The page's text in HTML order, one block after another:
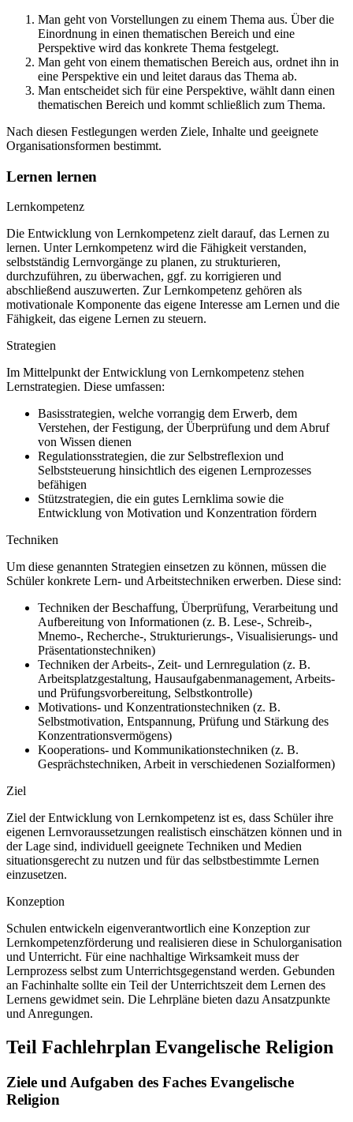
Man geht von Vorstellungen zu einem Thema aus. Über die
Einordnung in einen thematischen Bereich und eine
Perspektive wird das konkrete Thema festgelegt.
Man geht von einem thematischen Bereich aus, ordnet ihn in
eine Perspektive ein und leitet daraus das Thema ab.
Man entscheidet sich für eine Perspektive, wählt dann einen
thematischen Bereich und kommt schließlich zum Thema.
Nach diesen Festlegungen werden Ziele, Inhalte und geeignete
Organisationsformen bestimmt.
Lernen lernen
Lernkompetenz
Die Entwicklung von Lernkompetenz zielt darauf, das Lernen zu
lernen. Unter Lernkompetenz wird die Fähigkeit verstanden,
selbstständig Lernvorgänge zu planen, zu strukturieren,
durchzuführen, zu überwachen, ggf. zu korrigieren und
abschließend auszuwerten. Zur Lernkompetenz gehören als
motivationale Komponente das eigene Interesse am Lernen und die
Fähigkeit, das eigene Lernen zu steuern.
Strategien
Im Mittelpunkt der Entwicklung von Lernkompetenz stehen
Lernstrategien. Diese umfassen:
Basisstrategien, welche vorrangig dem Erwerb, dem
Verstehen, der Festigung, der Überprüfung und dem Abruf
von Wissen dienen
Regulationsstrategien, die zur Selbstreflexion und
Selbststeuerung hinsichtlich des eigenen Lernprozesses
befähigen
Stützstrategien, die ein gutes Lernklima sowie die
Entwicklung von Motivation und Konzentration fördern
Techniken
Um diese genannten Strategien einsetzen zu können, müssen die
Schüler konkrete Lern- und Arbeitstechniken erwerben. Diese sind:
Techniken der Beschaffung, Überprüfung, Verarbeitung und
Aufbereitung von Informationen (z. B. Lese-, Schreib-,
Mnemo-, Recherche-, Strukturierungs-, Visualisierungs- und
Präsentationstechniken)
Techniken der Arbeits-, Zeit- und Lernregulation (z. B.
Arbeitsplatzgestaltung, Hausaufgabenmanagement, Arbeits-
und Prüfungsvorbereitung, Selbstkontrolle)
Motivations- und Konzentrationstechniken (z. B.
Selbstmotivation, Entspannung, Prüfung und Stärkung des
Konzentrationsvermögens)
Kooperations- und Kommunikationstechniken (z. B.
Gesprächstechniken, Arbeit in verschiedenen Sozialformen)
Ziel
Ziel der Entwicklung von Lernkompetenz ist es, dass Schüler ihre
eigenen Lernvoraussetzungen realistisch einschätzen können und in
der Lage sind, individuell geeignete Techniken und Medien
situationsgerecht zu nutzen und für das selbstbestimmte Lernen
einzusetzen.
Konzeption
Schulen entwickeln eigenverantwortlich eine Konzeption zur
Lernkompetenzförderung und realisieren diese in Schulorganisation
und Unterricht. Für eine nachhaltige Wirksamkeit muss der
Lernprozess selbst zum Unterrichtsgegenstand werden. Gebunden
an Fachinhalte sollte ein Teil der Unterrichtszeit dem Lernen des
Lernens gewidmet sein. Die Lehrpläne bieten dazu Ansatzpunkte
und Anregungen.
Teil Fachlehrplan Evangelische Religion
Ziele und Aufgaben des Faches Evangelische
Religion